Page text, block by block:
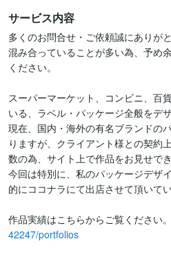
サービス内容
多くのお問合せ・ご依頼誠にありが
混み合っていることが多い為、予め
ください。
スーパーマーケット、コンビニ、百
いる、ラベル・パッケージ全般をデ
現在、国内・海外の有名ブランドの
りますが、クライアント様との契約
数の為、サイト上で作品をお見せで
今回は特別に、私のパッケージデザ
的にココナラにて出店させて頂いて
作品実績はこちらからご覧ください。
42247/portfolios